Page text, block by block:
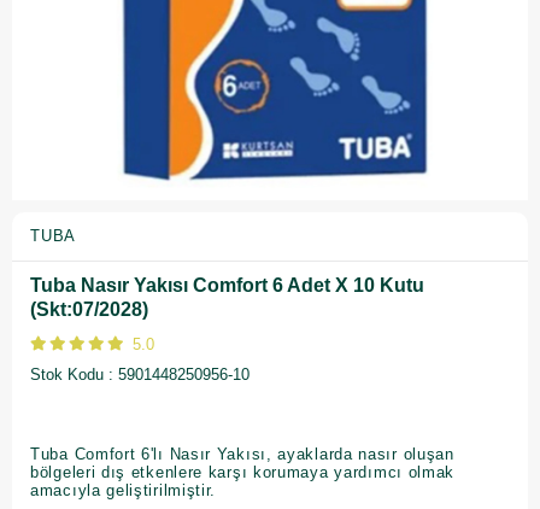
TUBA
Tuba Nasır Yakısı Comfort 6 Adet X 10 Kutu
(Skt:07/2028)
5.0
Stok Kodu
5901448250956-10
Tuba Comfort 6'lı Nasır Yakısı, ayaklarda nasır oluşan
bölgeleri dış etkenlere karşı korumaya yardımcı olmak
amacıyla geliştirilmiştir.